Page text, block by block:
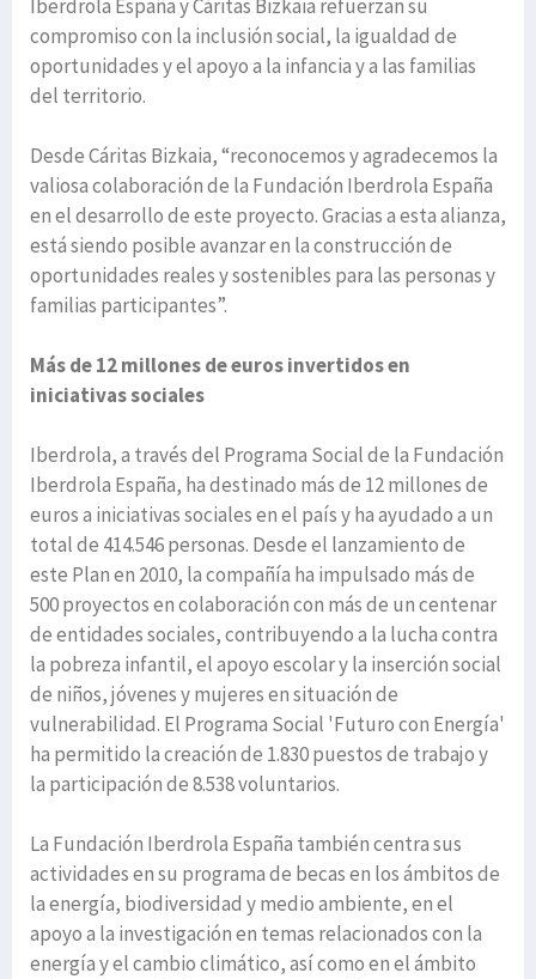
Iberdrola España y Cáritas Bizkaia refuerzan su
compromiso con la inclusión social, la igualdad de
oportunidades y el apoyo a la infancia y a las familias
del territorio.
Desde Cáritas Bizkaia, “reconocemos y agradecemos la
valiosa colaboración de la Fundación Iberdrola España
en el desarrollo de este proyecto. Gracias a esta alianza,
está siendo posible avanzar en la construcción de
oportunidades reales y sostenibles para las personas y
familias participantes”.
Más de 12 millones de euros invertidos en
iniciativas sociales
Iberdrola, a través del Programa Social de la Fundación
Iberdrola España, ha destinado más de 12 millones de
euros a iniciativas sociales en el país y ha ayudado a un
total de 414.546 personas. Desde el lanzamiento de
este Plan en 2010, la compañía ha impulsado más de
500 proyectos en colaboración con más de un centenar
de entidades sociales, contribuyendo a la lucha contra
la pobreza infantil, el apoyo escolar y la inserción social
de niños, jóvenes y mujeres en situación de
vulnerabilidad. El Programa Social 'Futuro con Energía'
ha permitido la creación de 1.830 puestos de trabajo y
la participación de 8.538 voluntarios.
La Fundación Iberdrola España también centra sus
actividades en su programa de becas en los ámbitos de
la energía, biodiversidad y medio ambiente, en el
apoyo a la investigación en temas relacionados con la
energía y el cambio climático, así como en el ámbito